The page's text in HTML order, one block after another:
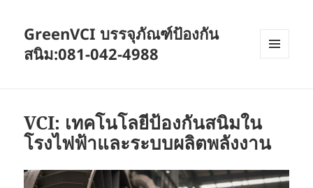
GreenVCI บรรจุภัณฑ์ป้องกัน
สนิม:081-042-4988
VCI: เทคโนโลยีป้องกันสนิมใน
โรงไฟฟ้าและระบบผลิตพลังงาน